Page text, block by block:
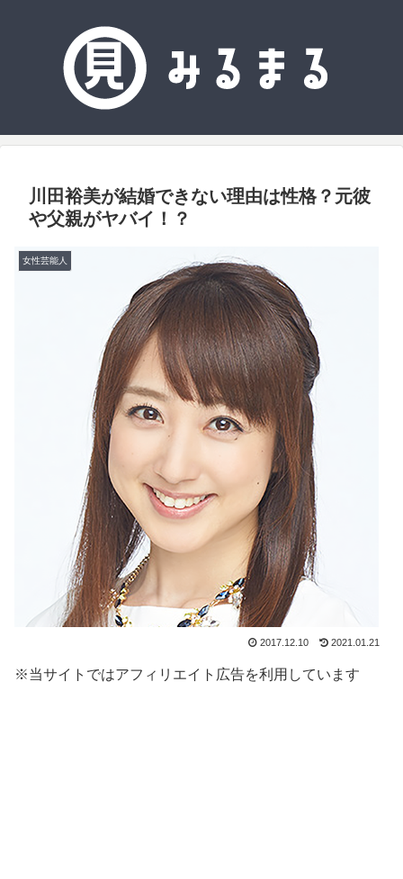
川田裕美が結婚できない理由は性格？元彼
や父親がヤバイ！？
女性芸能人
2017.12.10 2021.01.21
※当サイトではアフィリエイト広告を利用しています